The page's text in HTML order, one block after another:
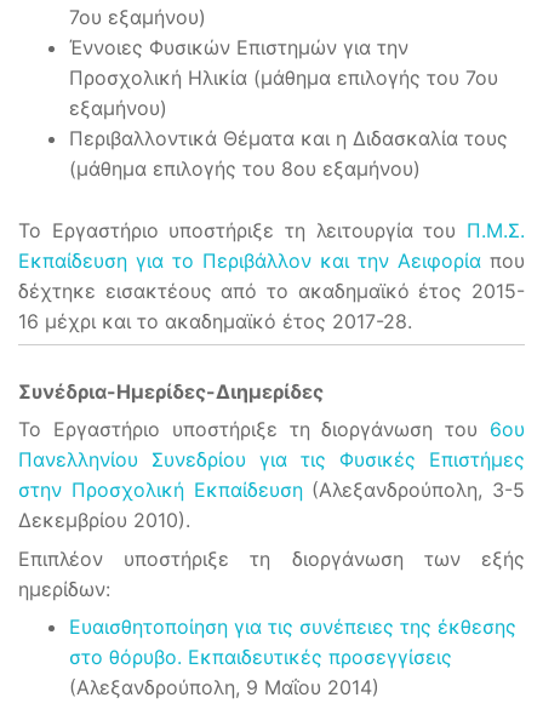
7ου εξαμήνου)
Έννοιες Φυσικών Επιστηµών για την
Προσχολική Ηλικία (μάθημα επιλογής του 7ου
εξαμήνου)
Περιβαλλοντικά Θέµατα και η ∆ιδασκαλία τους
(μάθημα επιλογής του 8ου εξαμήνου)
Το Εργαστήριο υποστήριξε τη λειτουργία του Π.Μ.Σ.
Εκπαίδευση για το Περιβάλλον και την Αειφορία που
δέχτηκε εισακτέους από το ακαδημαϊκό έτος 2015-
16 μέχρι και το ακαδημαϊκό έτος 2017-28.
Συνέδρια-Ημερίδες-Διημερίδες
Το Εργαστήριο υποστήριξε τη διοργάνωση του 6ου
Πανελληνίου Συνεδρίου για τις Φυσικές Επιστήμες
στην Προσχολική Εκπαίδευση(Αλεξανδρούπολη, 3-5
Δεκεμβρίου 2010).
Επιπλέον υποστήριξε τη διοργάνωση των εξής
ημερίδων:
Ευαισθητοποίηση για τις συνέπειες της έκθεσης
στο θόρυβο. Εκπαιδευτικές προσεγγίσεις
(Αλεξανδρούπολη, 9 Μαΐου 2014)